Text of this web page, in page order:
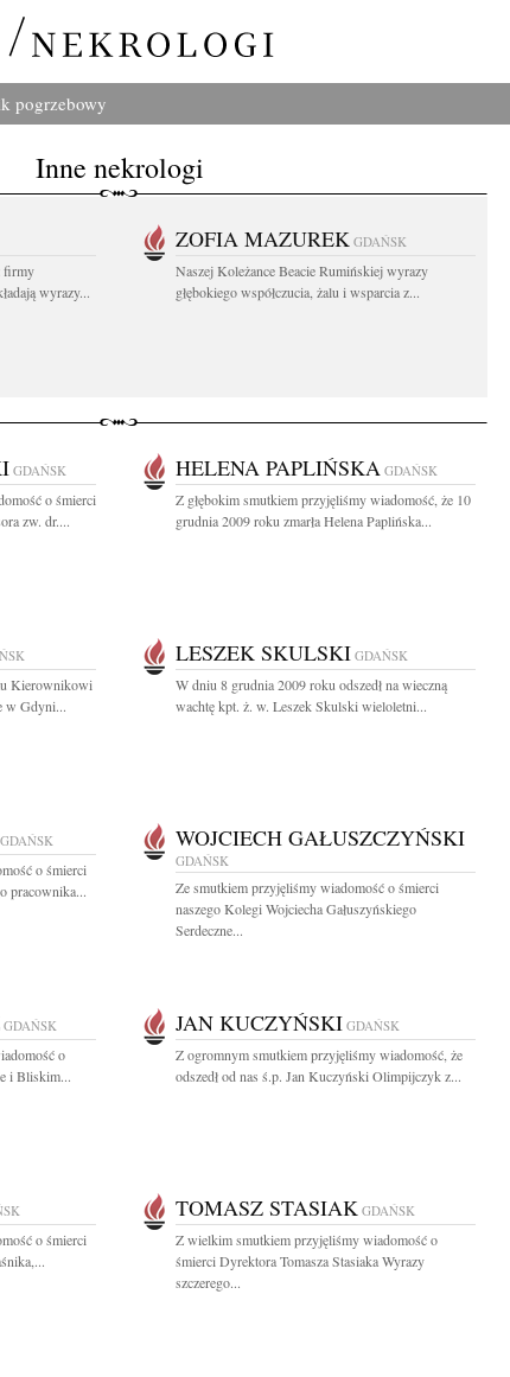
pogrzebowy
Inne nekrologi
firmy
wyrazy...
ZOFIA MAZUREK GDAŃSK
Naszej Koleżance Beacie Rumińskiej wyrazy
głębokiego współczucia, żalu i wsparcia z...
GDAŃSK
o śmierci
zw. dr....
HELENA PAPLIŃSKA GDAŃSK
Z głębokim smutkiem przyjęliśmy wiadomość, że 10
grudnia 2009 roku zmarła Helena Paplińska...
Kierownikowi
w Gdyni...
LESZEK SKULSKI GDAŃSK
W dniu 8 grudnia 2009 roku odszedł na wieczną
wachtę kpt. ż. w. Leszek Skulski wieloletni...
GDAŃSK
o śmierci
pracownika...
WOJCIECH GAŁUSZCZYŃSKI
GDAŃSK
Ze smutkiem przyjęliśmy wiadomość o śmierci
naszego Kolegi Wojciecha Gałuszyńskiego
Serdeczne...
GDAŃSK
o
i Bliskim...
JAN KUCZYŃSKI GDAŃSK
Z ogromnym smutkiem przyjęliśmy wiadomość, że
odszedł od nas ś.p. Jan Kuczyński Olimpijczyk z...
o śmierci
TOMASZ STASIAK GDAŃSK
Z wielkim smutkiem przyjęliśmy wiadomość o
śmierci Dyrektora Tomasza Stasiaka Wyrazy
szczerego...